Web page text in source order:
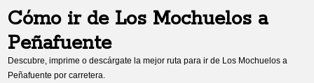
Cómo ir de Los Mochuelos a
Peñafuente
Descubre, imprime o descárgate la mejor ruta para ir de Los Mochuelos a
Peñafuente por carretera.